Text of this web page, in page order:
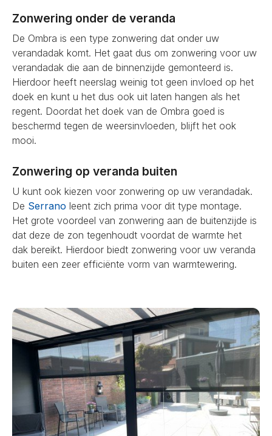
Zonwering onder de veranda
De Ombra is een type zonwering dat onder uw
verandadak komt. Het gaat dus om zonwering voor uw
verandadak die aan de binnenzijde gemonteerd is.
Hierdoor heeft neerslag weinig tot geen invloed op het
doek en kunt u het dus ook uit laten hangen als het
regent. Doordat het doek van de Ombra goed is
beschermd tegen de weersinvloeden, blijft het ook
mooi.
Zonwering op veranda buiten
U kunt ook kiezen voor zonwering op uw verandadak.
De Serrano leent zich prima voor dit type montage.
Het grote voordeel van zonwering aan de buitenzijde is
dat deze de zon tegenhoudt voordat de warmte het
dak bereikt. Hierdoor biedt zonwering voor uw veranda
buiten een zeer efficiënte vorm van warmtewering.